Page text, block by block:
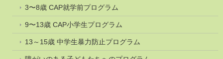
3〜8歳 CAP就学前プログラム
9〜13歳 CAP小学生プログラム
13～15歳 中学生暴力防止プログラム